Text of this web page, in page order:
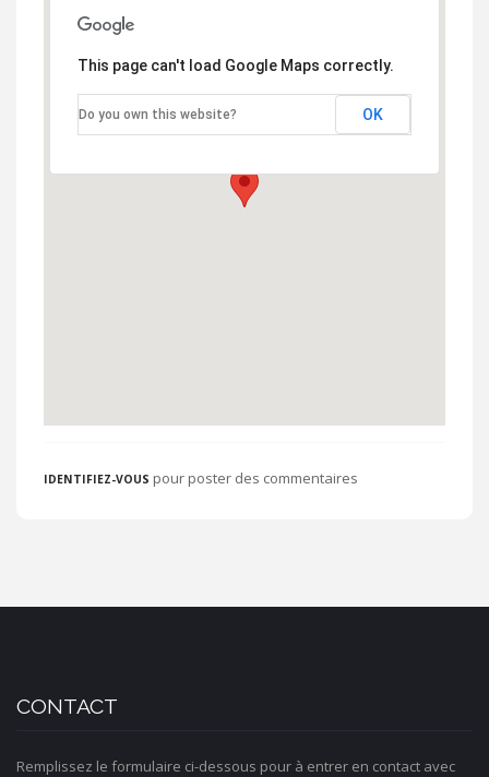
This page can't load Google Maps correctly.
Do you own this website? OK
IDENTIFIEZ-VOUS pour poster des commentaires
CONTACT
Remplissez le formulaire ci-dessous pour à entrer en contact avec